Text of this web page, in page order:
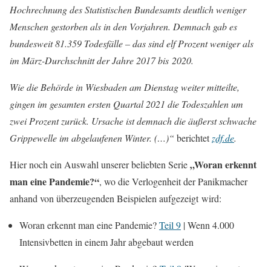
Hochrechnung des Statistischen Bundesamts deutlich weniger
Menschen gestorben als in den Vorjahren. Demnach gab es
bundesweit 81.359 Todesfälle – das sind elf Prozent weniger als
im März-Durchschnitt der Jahre 2017 bis 2020.
Wie die Behörde in Wiesbaden am Dienstag weiter mitteilte,
gingen im gesamten ersten Quartal 2021 die Todeszahlen um
zwei Prozent zurück. Ursache ist demnach die äußerst schwache
Grippewelle im abgelaufenen Winter. (…)“ berichtetzdf.de.
Hier noch ein Auswahl unserer beliebten Serie„Woran erkennt
man eine Pandemie?“, wo die Verlogenheit der Panikmacher
anhand von überzeugenden Beispielen aufgezeigt wird:
Woran erkennt man eine Pandemie?Teil 9 | Wenn 4.000
Intensivbetten in einem Jahr abgebaut werden